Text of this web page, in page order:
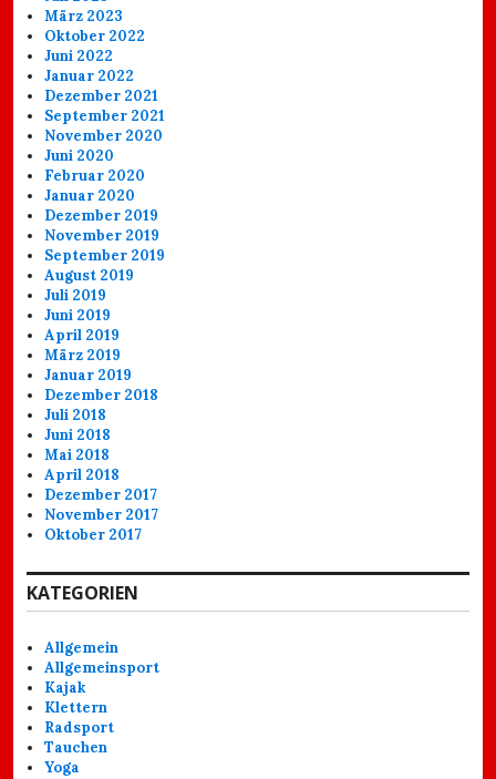
März 2023
Oktober 2022
Juni 2022
Januar 2022
Dezember 2021
September 2021
November 2020
Juni 2020
Februar 2020
Januar 2020
Dezember 2019
November 2019
September 2019
August 2019
Juli 2019
Juni 2019
April 2019
März 2019
Januar 2019
Dezember 2018
Juli 2018
Juni 2018
Mai 2018
April 2018
Dezember 2017
November 2017
Oktober 2017
KATEGORIEN
Allgemein
Allgemeinsport
Kajak
Klettern
Radsport
Tauchen
Yoga